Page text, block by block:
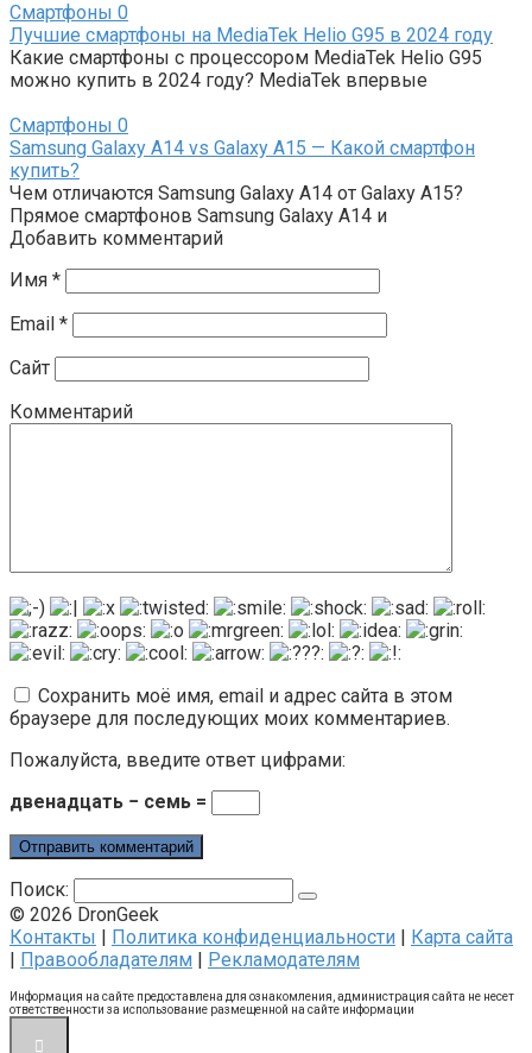
Смартфоны 0
Лучшие смартфоны на MediaTek Helio G95 в 2024 году
Какие смартфоны с процессором MediaTek Helio G95
можно купить в 2024 году? MediaTek впервые
Смартфоны 0
Samsung Galaxy A14 vs Galaxy A15 — Какой смартфон
купить?
Чем отличаются Samsung Galaxy A14 от Galaxy A15?
Прямое смартфонов Samsung Galaxy A14 и
Добавить комментарий
Имя *
Email *
Сайт
Комментарий
Сохранить моё имя, email и адрес сайта в этом
браузере для последующих моих комментариев.
Пожалуйста, введите ответ цифрами:
двенадцать − семь =
Поиск:
© 2026 DronGeek
Контакты
Политика конфиденциальности
Карта сайта
Правообладателям Рекламодателям
Информация на сайте предоставлена для ознакомления, администрация сайта не несет
ответственности за использование размещенной на сайте информации